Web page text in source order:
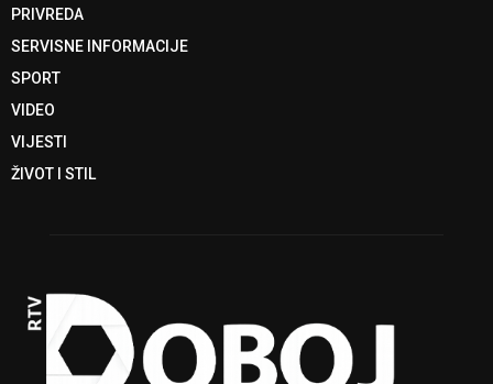
PRIVREDA
SERVISNE INFORMACIJE
SPORT
VIDEO
VIJESTI
ŽIVOT I STIL